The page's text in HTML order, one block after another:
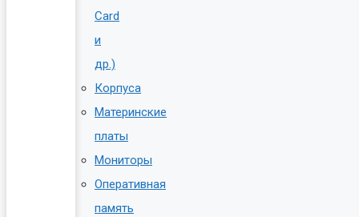
Card
и
др.)
Корпуса
Материнские
платы
Мониторы
Оперативная
память